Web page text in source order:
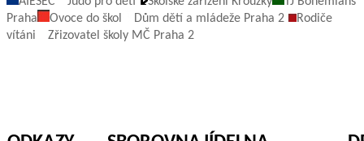
Praha
Ovoce do škol Dům dětí a mládeže Praha 2
Rodiče
vítáni
Zřizovatel školy MČ Praha 2